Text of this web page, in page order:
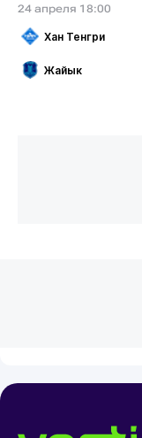
24 апреля 18:00
Хан Тенгри
Жайык